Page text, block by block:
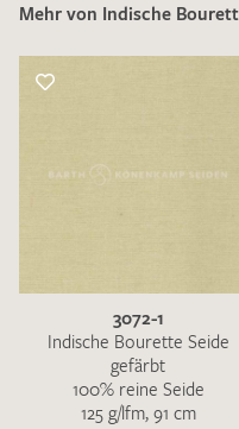
Mehr von Indische
3072-1
Indische Bourette Seide
gefärbt
100% reine Seide
125 g/lfm, 91 cm